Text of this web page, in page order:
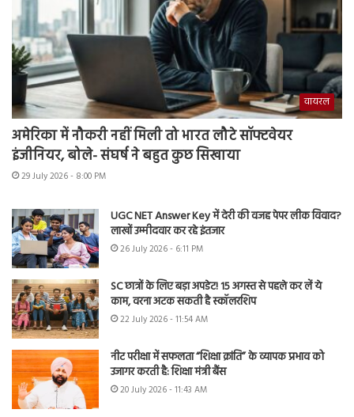
वायरल
अमेरिका में नौकरी नहीं मिली तो भारत लौटे सॉफ्टवेयर
इंजीनियर, बोले- संघर्ष ने बहुत कुछ सिखाया
29 July 2026 - 8:00 PM
UGC NET Answer Key में देरी की वजह पेपर लीक विवाद?
लाखों उम्मीदवार कर रहे इंतजार
26 July 2026 - 6:11 PM
SC छात्रों के लिए बड़ा अपडेट! 15 अगस्त से पहले कर लें ये
काम, वरना अटक सकती है स्कॉलरशिप
22 July 2026 - 11:54 AM
नीट परीक्षा में सफलता “शिक्षा क्रांति” के व्यापक प्रभाव को
उजागर करती है: शिक्षा मंत्री बैंस
20 July 2026 - 11:43 AM